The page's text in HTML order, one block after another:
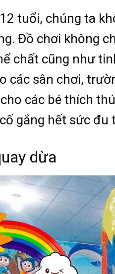
tuổi, chúng ta
Đồ chơi không
chất cũng như
các sân chơi,
các bé thích
gắng hết sức
dừa